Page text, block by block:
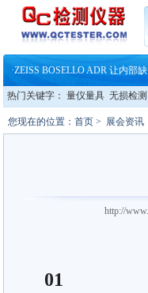
蔡司软件 | 高效变形分析能
铸就AI服务器质量动脉 – 高
铸就AI服务器质量动脉 – 高
·ZEISS BOSELLO ADR 让内部缺
·蔡司和亿纬锂能达成战略合作
·大牌云集 买家升级 ——26
·蔡司软件 | 高效变形分析能
·铸就AI服务器质量动脉 – 高
热门关键字： 量仪量具 无损检测
您现在的位置： 首页 > 展会资讯
http://
01